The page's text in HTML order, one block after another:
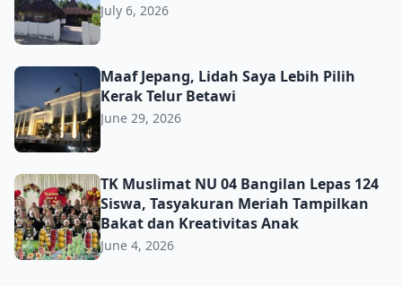
July 6, 2026
Maaf Jepang, Lidah Saya Lebih Pilih Kerak Telur Betawi
Maaf Jepang, Lidah Saya Lebih Pilih
Kerak Telur Betawi
June 29, 2026
TK Muslimat NU 04 Bangilan Lepas 124 Siswa,
TK Muslimat NU 04 Bangilan Lepas 124
Siswa, Tasyakuran Meriah Tampilkan
Bakat dan Kreativitas Anak
June 4, 2026